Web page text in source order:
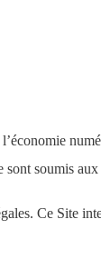
soumis aux
Ce Site